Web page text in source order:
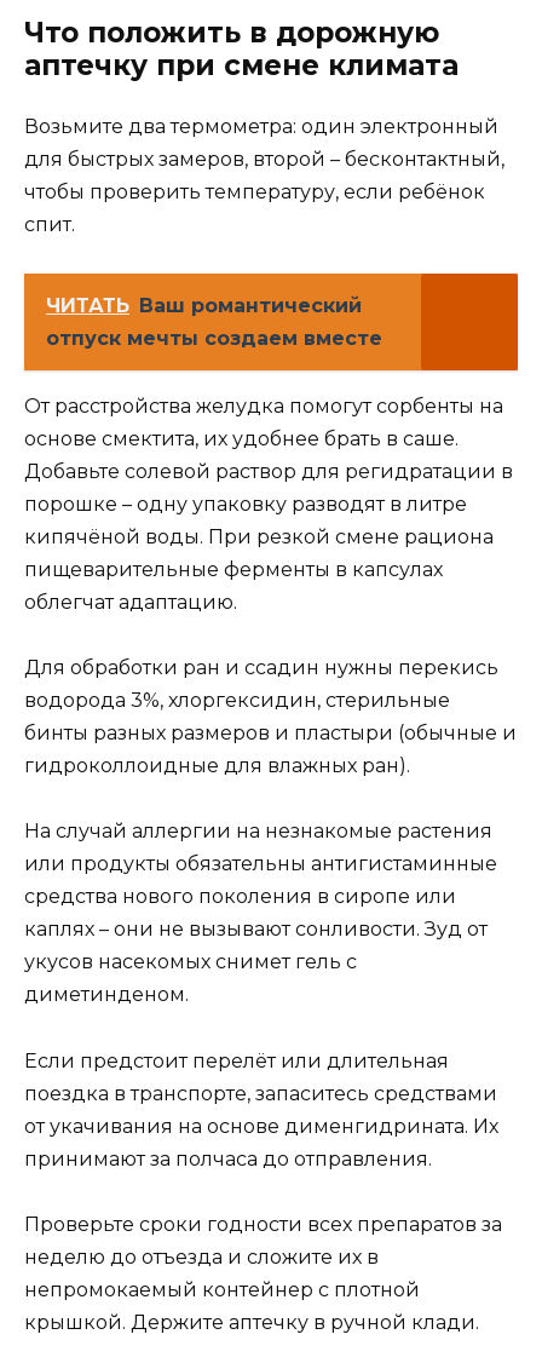
Что положить в дорожную
аптечку при смене климата
Возьмите два термометра: один электронный
для быстрых замеров, второй – бесконтактный,
чтобы проверить температуру, если ребёнок
спит.
ЧИТАТЬ Ваш романтический
отпуск мечты создаем вместе
От расстройства желудка помогут сорбенты на
основе смектита, их удобнее брать в саше.
Добавьте солевой раствор для регидратации в
порошке – одну упаковку разводят в литре
кипячёной воды. При резкой смене рациона
пищеварительные ферменты в капсулах
облегчат адаптацию.
Для обработки ран и ссадин нужны перекись
водорода 3%, хлоргексидин, стерильные
бинты разных размеров и пластыри (обычные и
гидроколлоидные для влажных ран).
На случай аллергии на незнакомые растения
или продукты обязательны антигистаминные
средства нового поколения в сиропе или
каплях – они не вызывают сонливости. Зуд от
укусов насекомых снимет гель с
диметинденом.
Если предстоит перелёт или длительная
поездка в транспорте, запаситесь средствами
от укачивания на основе дименгидрината. Их
принимают за полчаса до отправления.
Проверьте сроки годности всех препаратов за
неделю до отъезда и сложите их в
непромокаемый контейнер с плотной
крышкой. Держите аптечку в ручной клади.